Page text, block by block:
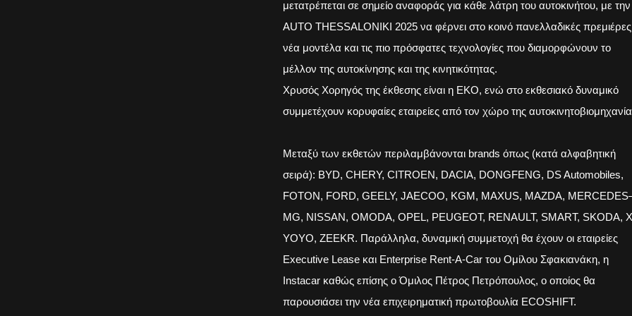
μετατρέπεται σε σημείο αναφοράς για κάθε λάτρη του αυτοκινήτου, με την
AUTO THESSALONIKI 2025 να φέρνει στο κοινό πανελλαδικές
νέα μοντέλα και τις πιο πρόσφατες τεχνολογίες που διαμορφώνουν το
μέλλον της αυτοκίνησης και της κινητικότητας.
Χρυσός Χορηγός της έκθεσης είναι η ΕΚΟ, ενώ στο εκθεσιακό δυναμικό
συμμετέχουν κορυφαίες εταιρείες από τον χώρο της
Μεταξύ των εκθετών περιλαμβάνονται brands όπως (κατά αλφαβητική
σειρά): BYD, CHERY, CITROEN, DACIA, DONGFENG, DS Automobiles,
FOTON, FORD, GEELY, JAECOO, KGM, MAXUS, MAZDA,
MG, NISSAN, OMODA, OPEL, PEUGEOT, RENAULT, SMART, SKODA,
YOYO, ZEEKR. Παράλληλα, δυναμική συμμετοχή θα έχουν οι εταιρείες
Executive Lease και Enterprise Rent-A-Car του Ομίλου Σφακιανάκη, η
Instacar καθώς επίσης ο Όμιλος Πέτρος Πετρόπουλος, ο οποίος θα
παρουσιάσει την νέα επιχειρηματική πρωτοβουλία ECOSHIFT.